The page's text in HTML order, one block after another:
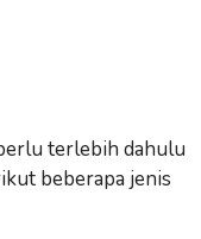
terlebih dahulu
beberapa jenis